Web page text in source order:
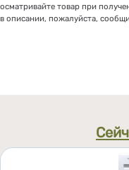
осматривайте товар при
в описании, пожалуйста,